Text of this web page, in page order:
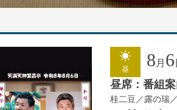
昼 8月 6
昼席：番組
桂二豆／露の瑞